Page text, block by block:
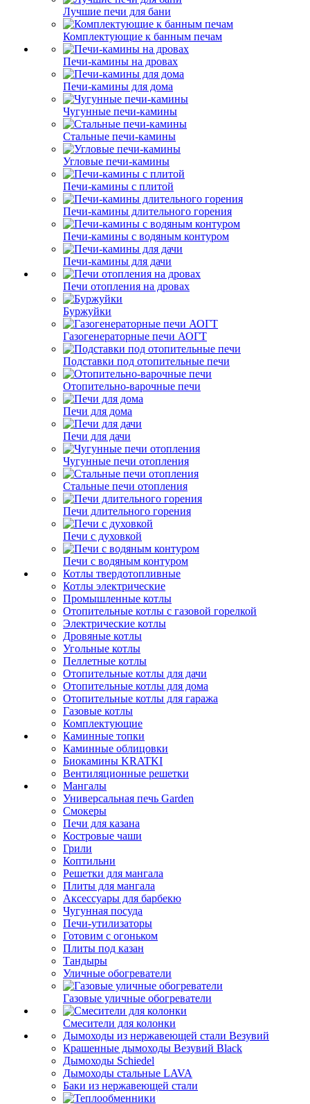
Лучшие печи для бани
Комплектующие к банным печам
Печи-камины на дровах
Печи-камины для дома
Чугунные печи-камины
Стальные печи-камины
Угловые печи-камины
Печи-камины с плитой
Печи-камины длительного горения
Печи-камины с водяным контуром
Печи-камины для дачи
Печи отопления на дровах
Буржуйки
Газогенераторные печи АОГТ
Подставки под отопительные печи
Отопительно-варочные печи
Печи для дома
Печи для дачи
Чугунные печи отопления
Стальные печи отопления
Печи длительного горения
Печи с духовкой
Печи с водяным контуром
Котлы твердотопливные
Котлы электрические
Промышленные котлы
Отопительные котлы с газовой горелкой
Электрические котлы
Дровяные котлы
Угольные котлы
Пеллетные котлы
Отопительные котлы для дачи
Отопительные котлы для дома
Отопительные котлы для гаража
Газовые котлы
Комплектующие
Каминные топки
Каминные облицовки
Биокамины KRATKI
Вентиляционные решетки
Мангалы
Универсальная печь Garden
Смокеры
Печи для казана
Костровые чаши
Грили
Коптильни
Решетки для мангала
Плиты для мангала
Аксессуары для барбекю
Чугунная посуда
Печи-утилизаторы
Готовим с огоньком
Плиты под казан
Тандыры
Уличные обогреватели
Газовые уличные обогреватели
Смесители для колонки
Дымоходы из нержавеющей стали Везувий
Крашенные дымоходы Везувий Black
Дымоходы Schiedel
Дымоходы стальные LAVA
Баки из нержавеющей стали